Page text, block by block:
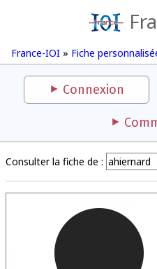
France-IOI » Fiche
Connexion
Consulter la fiche de :